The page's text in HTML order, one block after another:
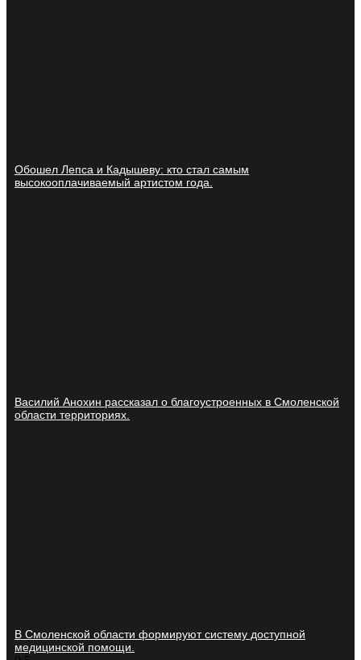
Обошел Лепса и Кадышеву: кто стал самым
высокооплачиваемый артистом года.
Василий Анохин рассказал о благоустроенных в Смоленской
области территориях.
В Смоленской области формируют систему доступной
медицинской помощи.